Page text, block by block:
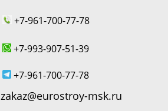
+7-961-700-77-78
+7-993-907-51-39
+7-961-700-77-78
zakaz@eurostroy-msk.ru